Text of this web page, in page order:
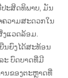
ະສິດທິພາບ, ມັນ
ວາມສະດວກໃນ
ງແວດລ້ອມ.
ນຍົງໄດ້ສະທ້ອນ
ະ ບົດບາດທີ່ມີ
ນຂອງຕະຫຼາດທີ່